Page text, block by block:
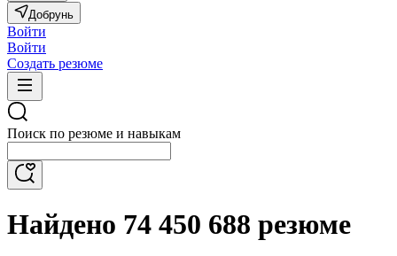
Добрунь
Войти
Войти
Создать резюме
Поиск по резюме и навыкам
Найдено 74 450 688 резюме